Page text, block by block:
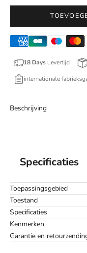
18 Days Levertijd
internationale
Beschrijving
Specificaties
Toepassingsgebied
Toestand
Specificaties
Kenmerken
Garantie en